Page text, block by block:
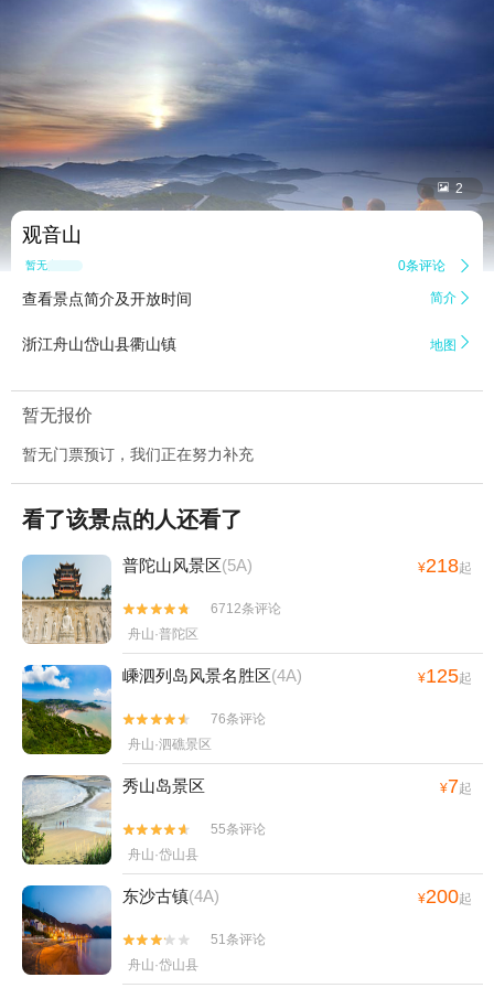
 2
观音山
暂无点评 0条评论 
查看景点简介及开放时间 简介 
浙江舟山岱山县衢山镇 地图 
暂无报价
暂无门票预订，我们正在努力补充
看了该景点的人还看了
普陀山风景区(5A) ¥218起


6712条评论
舟山·普陀区
嵊泗列岛风景名胜区(4A) ¥125起


76条评论
舟山·泗礁景区
秀山岛景区 ¥7起


55条评论
舟山·岱山县
东沙古镇(4A) ¥200起


51条评论
舟山·岱山县